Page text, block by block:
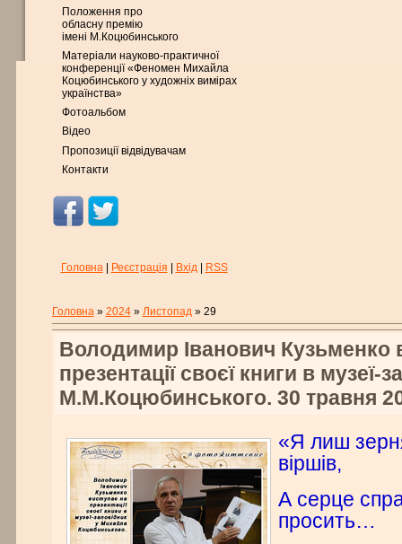
Положення про
обласну премію
імені М.Коцюбинського
Матеріали науково-практичної
конференції «Феномен Михайла
Коцюбинського у художніх вимірах
українства»
Фотоальбом
Відео
Пропозиції відвідувачам
Контакти
Головна| Реєстрація Вхід| RSS
Головна» 2024 » Листопад » 29
Володимир Іванович Кузьменко
презентації своєї книги в музеї-
М.М.Коцюбинського. 30 травня
«Я лиш
віршів,
А серце
просить…